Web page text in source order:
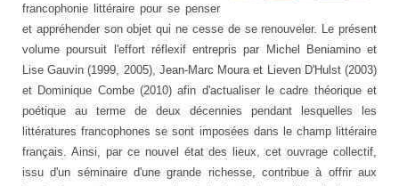
francophonie littéraire pour se penser
et appréhender son objet qui ne cesse de se renouveler. Le présent
volume poursuit l'effort réflexif entrepris par Michel Beniamino et
Lise Gauvin (1999, 2005), Jean-Marc Moura et Lieven D'Hulst (2003)
et Dominique Combe (2010) afin d'actualiser le cadre théorique et
poétique au terme de deux décennies pendant lesquelles les
littératures francophones se sont imposées dans le champ littéraire
français. Ainsi, par ce nouvel état des lieux, cet ouvrage collectif,
issu d'un séminaire d'une grande richesse, contribue à offrir aux